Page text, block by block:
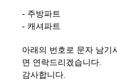
- 주방파트
- 캐셔파트
아래의 번호로 문자 남기
면 연락드리겠습니다.
감사합니다.